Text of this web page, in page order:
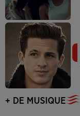
+ DE MUSIQUE